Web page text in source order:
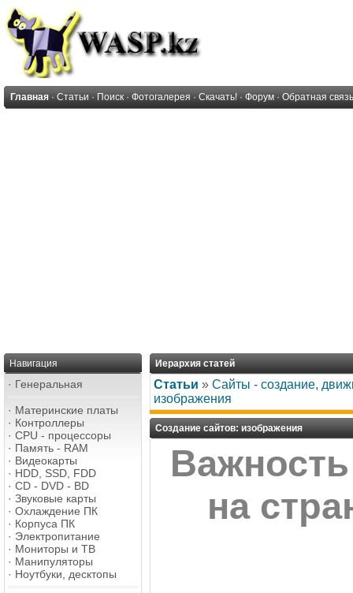
Главная · Статьи · Поиск · Фотогалерея · Скачать! · Форум · Обратная связь
Навигация
· Генеральная
· Материнские платы
· Контроллеры
· CPU - процессоры
· Память - RAM
· Видеокарты
· HDD, SSD, FDD
· CD - DVD - BD
· Звуковые карты
· Охлаждение ПК
· Корпуса ПК
· Электропитание
· Мониторы и ТВ
· Манипуляторы
· Ноутбуки, десктопы
Иерархия статей
Статьи » Сайты - создание,
изображения
Создание сайтов: изображения
на